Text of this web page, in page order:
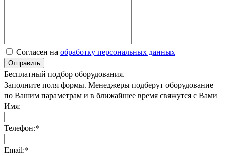
Согласен на обработку персональных данных
Отправить
Бесплатный подбор оборудования.
Заполните поля формы. Менеджеры подберут оборудование
по Вашим параметрам и в ближайшее время свяжутся с Вами
Имя:
Телефон:*
Email:*